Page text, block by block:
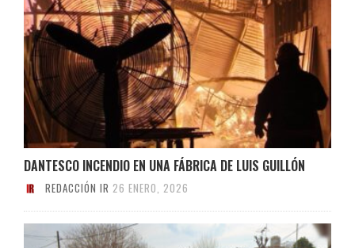
DANTESCO INCENDIO EN UNA FÁBRICA DE LUIS GUILLÓN
REDACCIÓN IR 26 ENERO, 2026